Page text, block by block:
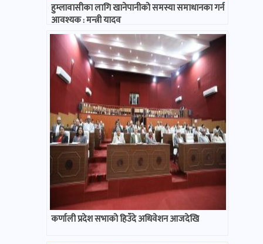
हुम्लावासीका लागि खानेपानीको समस्या समाधानका गर्न
आवश्यक : मन्त्री यादव
कर्णाली प्रदेश सभाको हिउँदे अधिवेशन आजदेखि